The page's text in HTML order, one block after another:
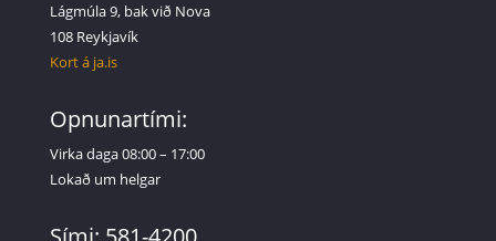
Lágmúla 9, bak við Nova
108 Reykjavík
Kort á ja.is
Opnunartími:
Virka daga 08:00 – 17:00
Lokað um helgar